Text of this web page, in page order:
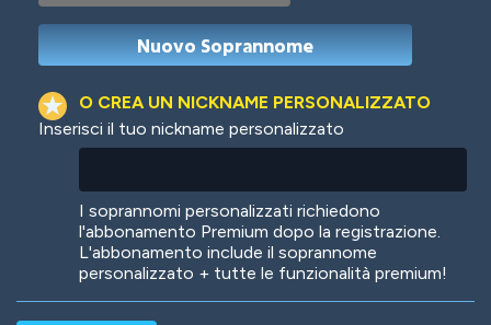
Woof Jungle Cats
O CREA UN NICKNAME PERSONALIZZATO
Inserisci il tuo nickname personalizzato
I soprannomi personalizzati richiedono
l'abbonamento Premium dopo la registrazione.
L'abbonamento include il soprannome
personalizzato + tutte le funzionalità premium!